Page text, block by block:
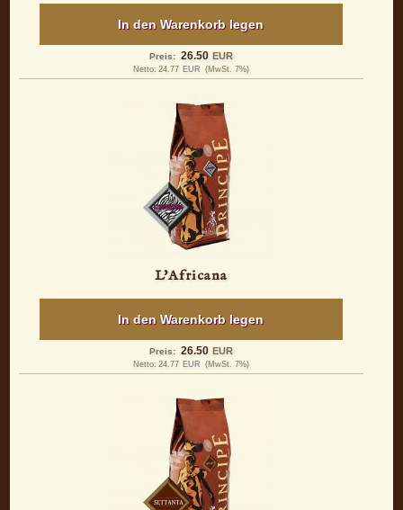
In den Warenkorb legen
Preis: 26.50 EUR
Netto: 24.77 EUR (MwSt. 7%)
L'Africana
In den Warenkorb legen
Preis: 26.50 EUR
Netto: 24.77 EUR (MwSt. 7%)